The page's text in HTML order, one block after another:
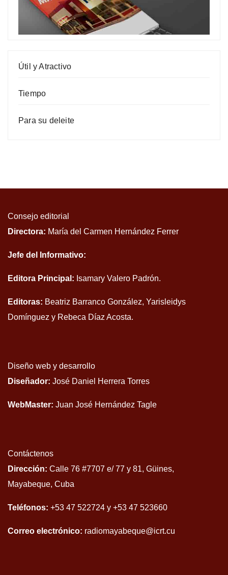
Útil y Atractivo
Tiempo
Para su deleite
Consejo editorial
Directora: María del Carmen Hernández Ferrer
Jefe del Informativo:
Editora Principal: Isamary Valero Padrón.
Editoras: Beatriz Barranco González, Yarisleidys
Domínguez y Rebeca Díaz Acosta.
Diseño web y desarrollo
Diseñador: José Daniel Herrera Torres
WebMaster: Juan José Hernández Tagle
Contáctenos
Dirección: Calle 76 #7707 e/ 77 y 81, Güines,
Mayabeque, Cuba
Teléfonos: +53 47 522724 y +53 47 523660
Correo electrónico: radiomayabeque@icrt.cu